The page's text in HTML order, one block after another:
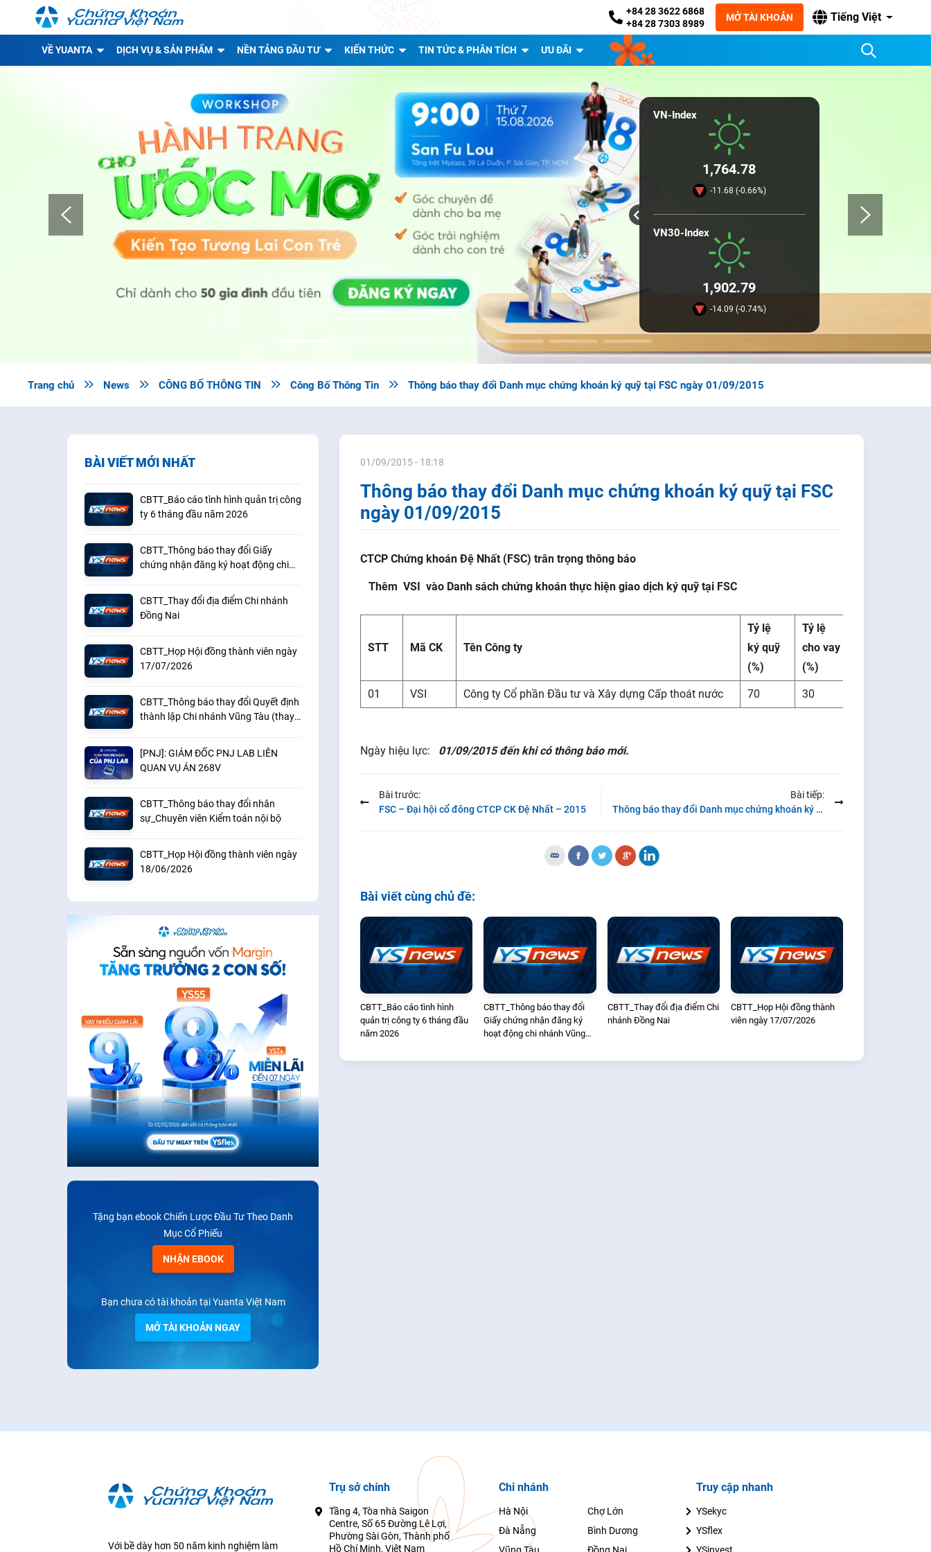
+84 28 3622 6868
+84 28 7303 8989
MỞ TÀI KHOẢN Tiếng Việt
VỀ YUANTA DỊCH VỤ & SẢN PHẨM NỀN TẢNG ĐẦU TƯ KIẾN THỨC TIN TỨC & PHÂN TÍCH ƯU ĐÃI
VN-Index
1,764.78
-11.68 (-0.66%)
VN30-Index
1,902.79
-14.09 (-0.74%)
Trang chủ  News  CÔNG BỐ THÔNG TIN  Công Bố Thông Tin  Thông báo thay đổi Danh mục chứng khoán ký quỹ tại FSC ngày 01/09/2015
BÀI VIẾT MỚI NHẤT
CBTT_Báo cáo tình hình quản trị công
ty 6 tháng đầu năm 2026
CBTT_Thông báo thay đổi Giấy
chứng nhận đăng ký hoạt động chi
CBTT_Thay đổi địa điểm Chi nhánh
Đồng Nai
CBTT_Họp Hội đồng thành viên ngày
17/07/2026
CBTT_Thông báo thay đổi Quyết định
thành lập Chi nhánh Vũng Tàu (thay
[PNJ]: GIÁM ĐỐC PNJ LAB LIÊN
QUAN VỤ ÁN 268V
CBTT_Thông báo thay đổi nhân
sự_Chuyên viên Kiểm toán nội bộ
CBTT_Họp Hội đồng thành viên ngày
18/06/2026
Tặng bạn ebook Chiến Lược Đầu Tư Theo Danh
Mục Cổ Phiếu
NHẬN EBOOK
Bạn chưa có tài khoản tại Yuanta Việt Nam
MỞ TÀI KHOẢN NGAY
01/09/2015 - 18:18
Thông báo thay đổi Danh mục chứng khoán ký quỹ tại FSC
ngày 01/09/2015
CTCP Chứng khoán Đệ Nhất (FSC) trân trọng thông báo
Thêm VSI vào Danh sách chứng khoán thực hiện giao dịch ký quỹ tại FSC
STT Mã CK Tên Công ty
Tỷ lệ
ký quỹ
(%)
Tỷ lệ
cho vay
(%)
01 VSI Công ty Cổ phần Đầu tư và Xây dựng Cấp thoát nước 70 30
Ngày hiệu lực: 01/09/2015 đến khi có thông báo mới.
Bài trước:
FSC – Đại hội cổ đông CTCP CK Đệ Nhất – 2015
Bài tiếp:
Thông báo thay đổi Danh mục chứng khoán ký quỹ tại FSC ngày 03/09/2015
Bài viết cùng chủ đề:
CBTT_Báo cáo tình hình
quản trị công ty 6 tháng đầu
năm 2026
CBTT_Thông báo thay đổi
Giấy chứng nhận đăng ký
hoạt động chi nhánh Vũng
CBTT_Thay đổi địa điểm Chi
nhánh Đồng Nai
CBTT_Họp Hội đồng thành
viên ngày 17/07/2026
Với bề dày hơn 50 năm kinh nghiệm làm
Trụ sở chính
Tầng 4, Tòa nhà Saigon
Centre, Số 65 Đường Lê Lợi,
Phường Sài Gòn, Thành phố
Hồ Chí Minh, Việt Nam
Chi nhánh
Hà Nội
Chợ Lớn
Đà Nẵng
Bình Dương
Truy cập nhanh
YSekyc
YSflex